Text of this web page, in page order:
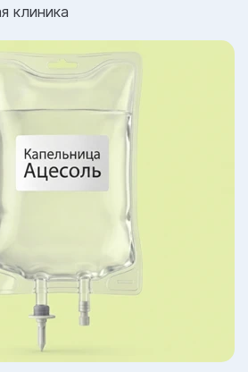
клиника